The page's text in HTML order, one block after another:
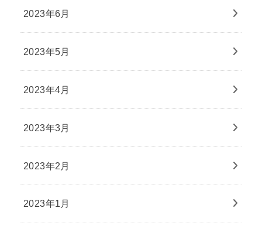
2023年6月
2023年5月
2023年4月
2023年3月
2023年2月
2023年1月